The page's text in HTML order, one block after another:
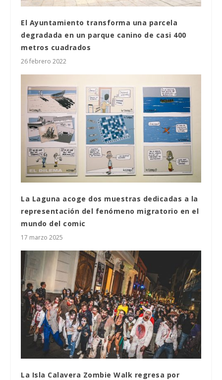
El Ayuntamiento transforma una parcela
degradada en un parque canino de casi 400
metros cuadrados
26 febrero 2022
La Laguna acoge dos muestras dedicadas a la
representación del fenómeno migratorio en el
mundo del comic
17 marzo 2025
La Isla Calavera Zombie Walk regresa por